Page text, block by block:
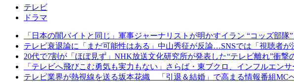
テレビ
ドラマ
「日本の闇バイトと同じ」軍事ジャーナリストが明かすイラン “コッズ部
テレビ衰退論に「まだ可能性はある」中山秀征が反論…SNSでは「視聴者
20代で7割が「ほぼ見ず」NHK放送文化研究所が発表した“テレビ離れ”衝
「テレビへ飛びこむ勇気も実力もない」さらば・東ブクロ、インフルエン
テレビ業界が熱視線を送る坂本花織 「引退＆結婚」で高まる情報番組MC